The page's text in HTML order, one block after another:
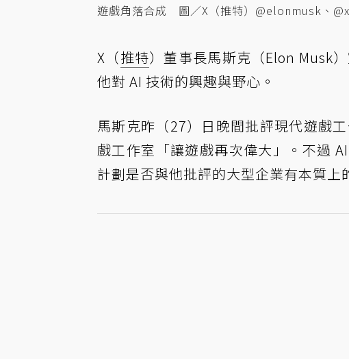
遊戲角落合成 圖／X（推特）@elonmusk、
X（推特）董事長馬斯克（Elon Musk
他對 AI 技術的興趣與野心。
馬斯克昨（27）日晚間批評現代遊戲
戲工作室「讓遊戲再次偉大」。不過
計劃是否與他批評的大型企業有本質上